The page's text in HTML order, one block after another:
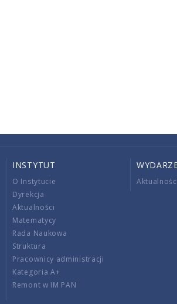
INSTYTUT
O Instytucie
Dyrekcja
Aktualności
Matematycy
Rada Naukowa
Struktura
Pracownicy administracji
Kategoria A+
Remont w IM PAN